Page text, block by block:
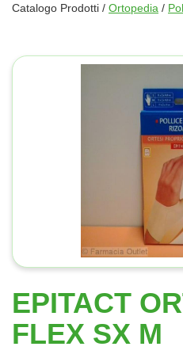
Catalogo Prodotti / Ortopedia /
EPITACT
FLEX SX M